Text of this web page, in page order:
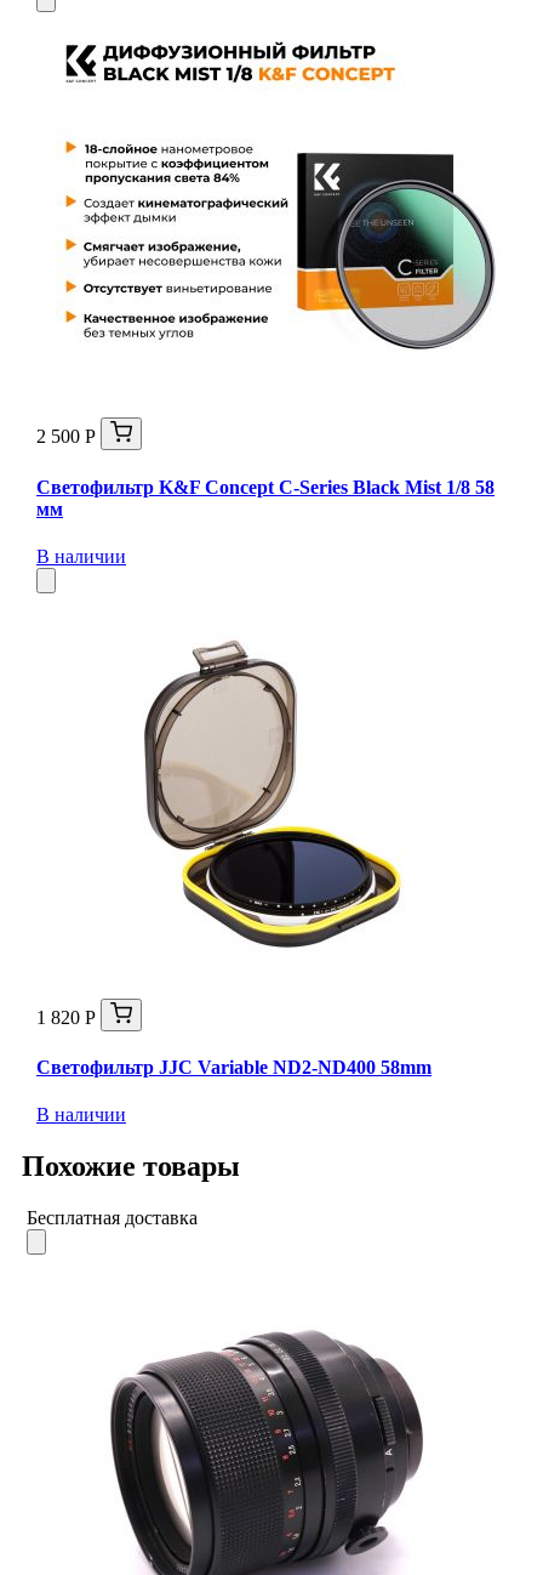
2 500 Р
Светофильтр K&F Concept C-Series Black Mist 1/8 58
мм
В наличии
1 820 Р
Светофильтр JJC Variable ND2-ND400 58mm
В наличии
Похожие товары
Бесплатная доставка